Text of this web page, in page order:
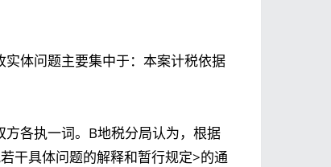
体问题主要集中于：本案计税依据
各执一词。B地税分局认为，根据
干具体问题的解释和暂行规定>的通